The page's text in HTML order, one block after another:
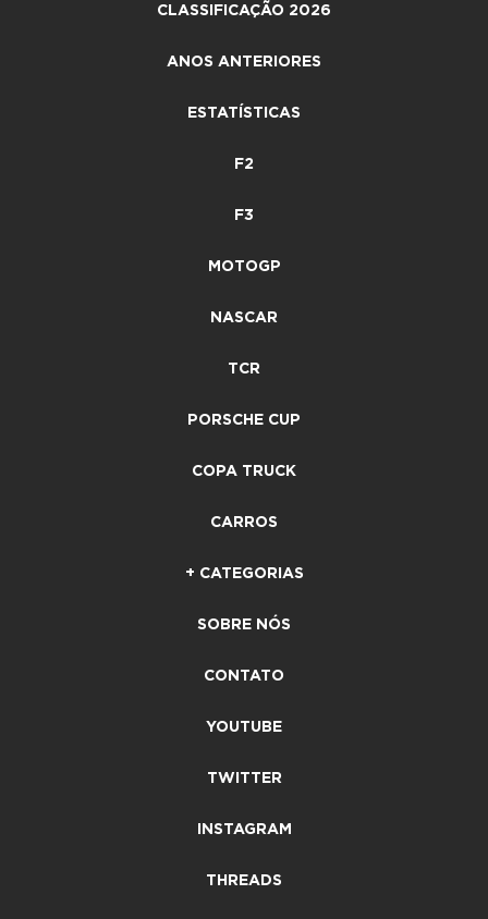
CLASSIFICAÇÃO 2026
ANOS ANTERIORES
ESTATÍSTICAS
F2
F3
MOTOGP
NASCAR
TCR
PORSCHE CUP
COPA TRUCK
CARROS
+ CATEGORIAS
SOBRE NÓS
CONTATO
YOUTUBE
TWITTER
INSTAGRAM
THREADS